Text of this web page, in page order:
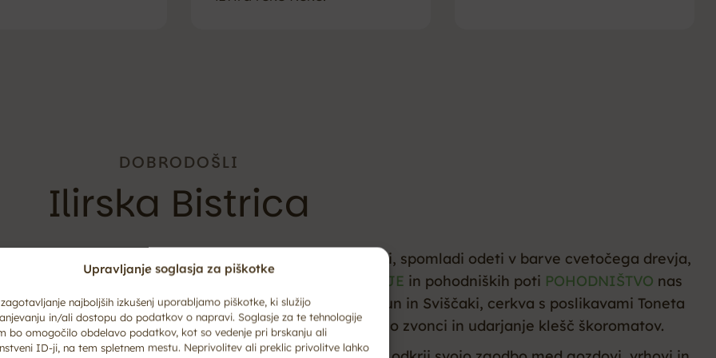
Upravljanje soglasja za piškotke
najboljših izkušenj uporabljamo piškotke, ki služijo
in/ali dostopu do podatkov o napravi. Soglasje za te tehnologije
bo omogočilo obdelavo podatkov, kot so vedenje pri brskanju ali
ID-ji, na tem spletnem mestu. Neprivolitev ali preklic privolitve lahko
DOBRODOŠLI
Ilirska Bistrica
kraški travniki z razgledi do morja in Alp, Brkini, spomladi odeti v barve cvetočega drevja,
reke, jezera. Preplet kolesarskih
KOLESARJENJE in pohodniških poti POHODNIŠTVO nas
do srednjeveškega gradu Prem, gozdnih pristav Mašun in Sviščaki, cerkva s poslikavami Toneta
nas te poti pripeljejo tudi do vasi, ki jih v pomlad budijo zvonci in udarjanje klešč škoromatov.